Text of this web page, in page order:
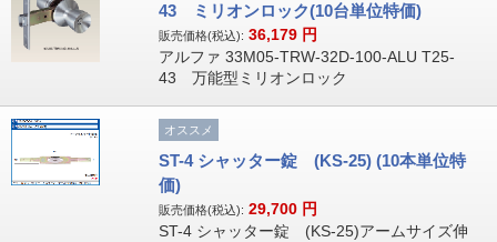
43 ミリオンロック(10台単位特価)
販売価格(税込): 36,179 円
アルファ 33M05-TRW-32D-100-ALU T25-
43 万能型ミリオンロック
オススメ
ST-4 シャッター錠 (KS-25) (10本単位特
価)
販売価格(税込): 29,700 円
ST-4 シャッター錠 (KS-25)アームサイズ伸